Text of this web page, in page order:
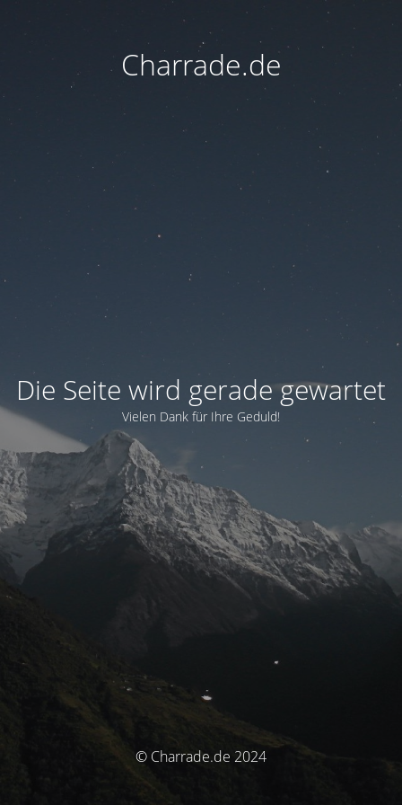
Charrade.de
Die Seite wird gerade gewartet
Vielen Dank für Ihre Geduld!
© Charrade.de 2024